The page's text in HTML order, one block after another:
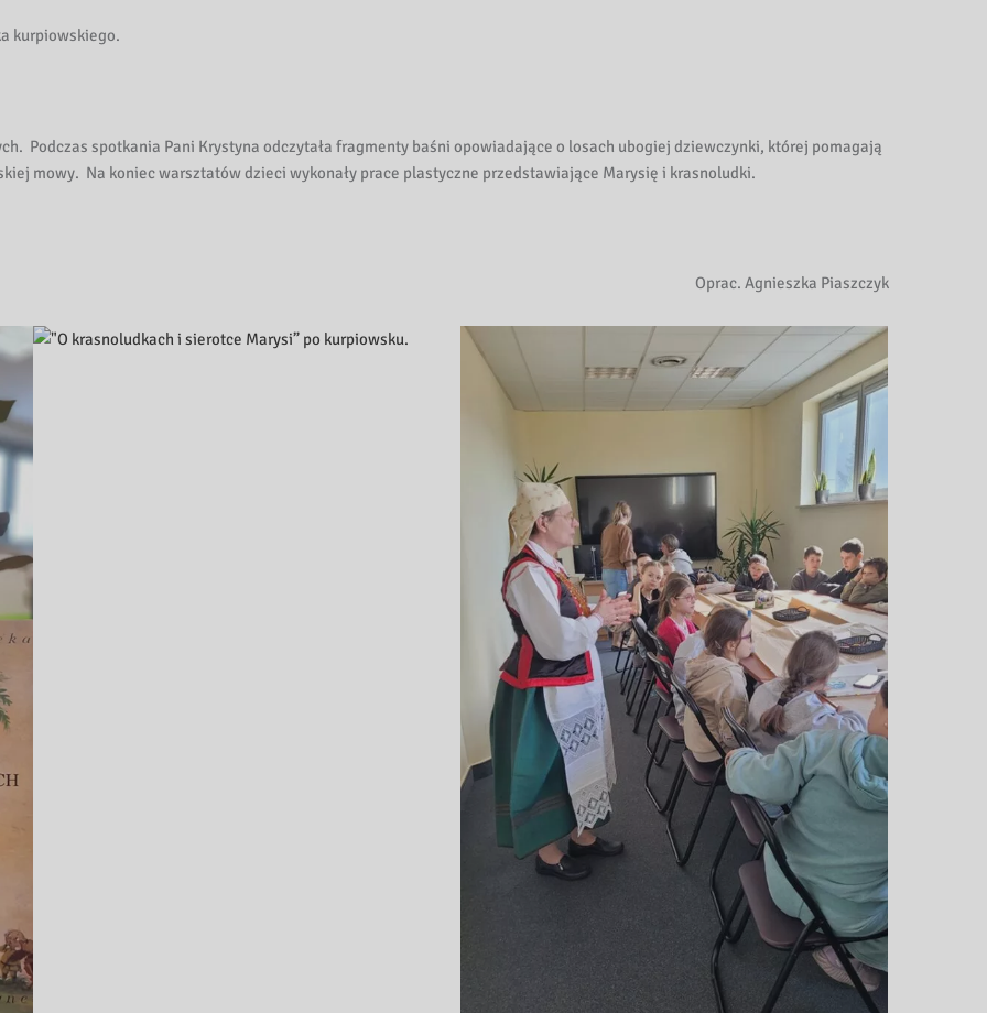
kurpiowskiego.
Podczas spotkania Pani Krystyna odczytała fragmenty baśni opowiadające o losach ubogiej dziewczynki, której pomagają
mowy. Na koniec warsztatów dzieci wykonały prace plastyczne przedstawiające Marysię i krasnoludki.
Oprac. Agnieszka Piaszczyk